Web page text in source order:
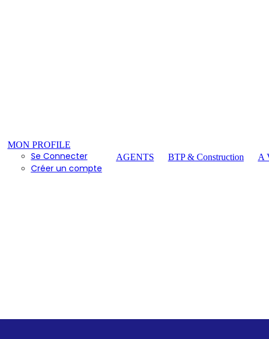
MON PROFILE
Se Connecter
Créer un compte
AGENTS BTP & Construction A